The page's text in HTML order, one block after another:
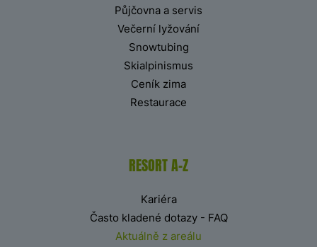
Půjčovna a servis
Večerní lyžování
Snowtubing
Skialpinismus
Ceník zima
Restaurace
RESORT A-Z
Kariéra
Často kladené dotazy - FAQ
Aktuálně z areálu